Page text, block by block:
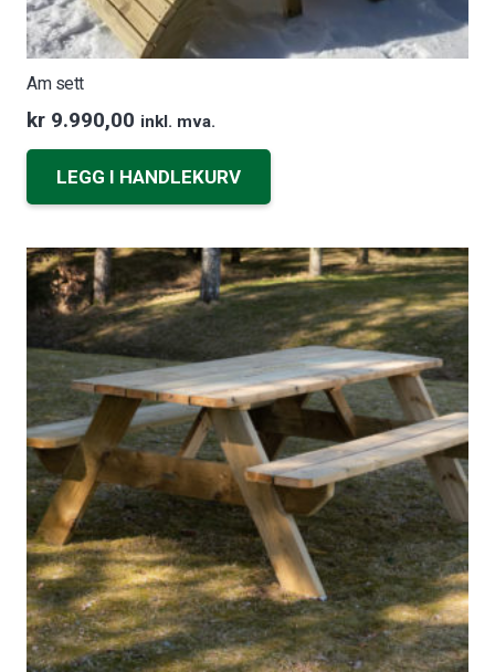
Am sett
kr 9.990,00 inkl. mva.
LEGG I HANDLEKURV